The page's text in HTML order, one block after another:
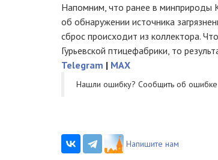
Напомним, что ранее в минприроды
об обнаружении источника
сброс происходит из коллектора.
Гурьевской птицефабрики, то
Telegram | MAX
Нашли ошибку? Cообщить об
Напишите нам